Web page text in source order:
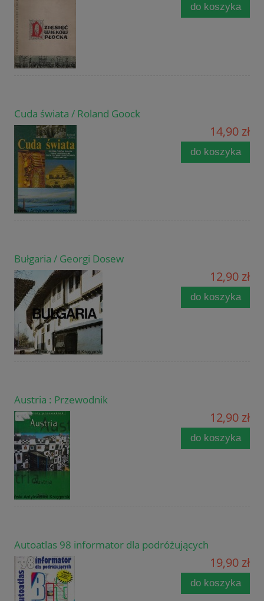
do koszyka
Cuda świata / Roland Goock
14,90 zł
do koszyka
Bułgaria / Georgi Dosew
12,90 zł
do koszyka
Austria : Przewodnik
12,90 zł
do koszyka
Autoatlas 98 informator dla podróżujących
19,90 zł
do koszyka